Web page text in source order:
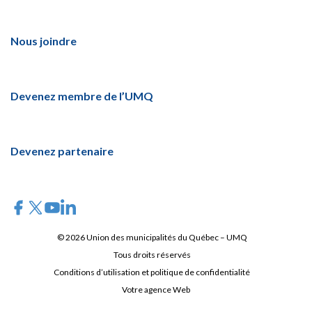
Nous joindre
Devenez membre de l’UMQ
Devenez partenaire
© 2026 Union des municipalités du Québec – UMQ
Tous droits réservés
Conditions d’utilisation et politique de confidentialité
Votre agence Web